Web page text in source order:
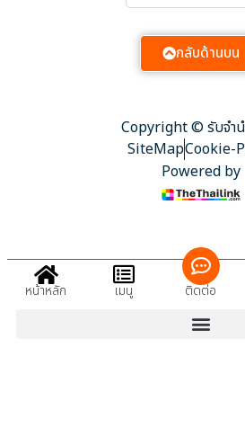
Copyright © รับจํา
SiteMapCookie-
Powered by
กลับด้านบน
หน้าหลัก เมนู ติดต่อ